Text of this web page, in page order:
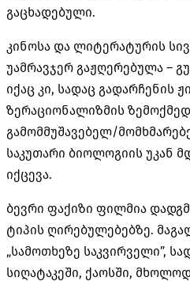
გაცხადებული.
კინოსა და ლიტერატურის
უამრავჯერ გაჟღერებულა –
იქაც კი, სადაც გადარჩენის
ზერაციონალიზმის
გამომმუშავებელ/
საკუთარი ბიოლოგიის უკან
იქცევა.
ბევრი ფაქიზი ფილმია
ტიპის ღირებულებებზე.
„სამოთხეზე საკვირველი”,
სიღატაკეში, ქაოსში,